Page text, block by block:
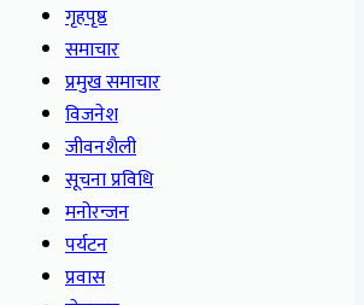
गृहपृष्ठ
समाचार
प्रमुख समाचार
विजनेश
जीवनशैली
सूचना प्रविधि
मनोरन्जन
पर्यटन
प्रवास